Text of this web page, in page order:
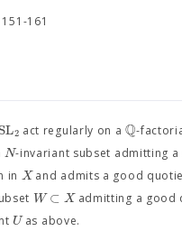
161
2 act regularly on aQ-
N-invariant subset admitting
in Xand admits a good
W ⊂ Xadmitting a good
Uas above.